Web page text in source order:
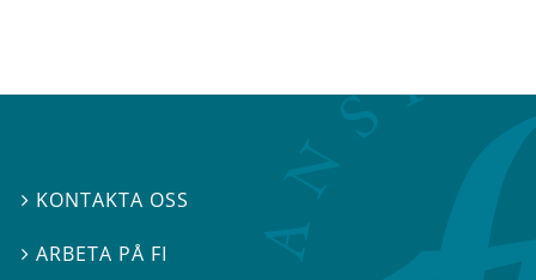
 KONTAKTA OSS
 ARBETA PÅ FI